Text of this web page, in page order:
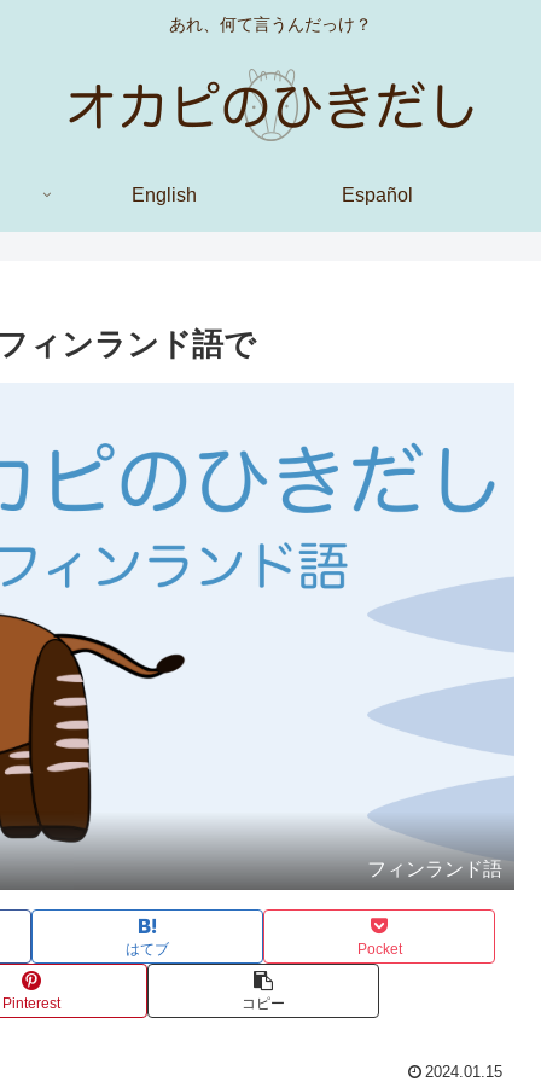
あれ、何て言うんだっけ？
English Español
ィンランド語で
フィンランド語
はてブ Pocket
Pinterest コピー
2024.01.15